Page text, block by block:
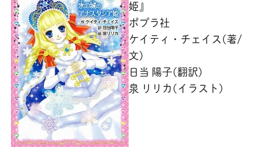
姫』
ポプラ社
ケイティ・チェイス(著/
文)
日当 陽子(翻訳)
泉 リリカ(イラスト)